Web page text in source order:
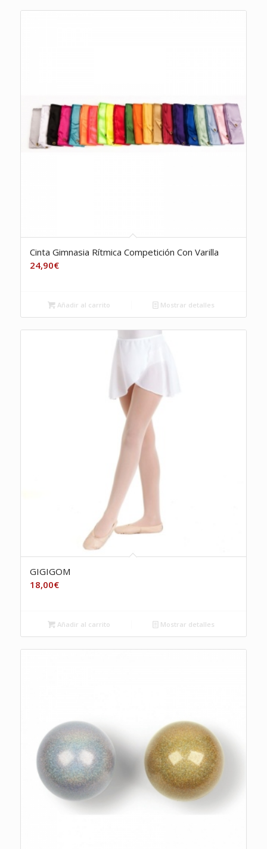
Cinta Gimnasia Rítmica Competición Con Varilla
24,90€
Añadir al carrito Mostrar detalles
GIGIGOM
18,00€
Añadir al carrito Mostrar detalles